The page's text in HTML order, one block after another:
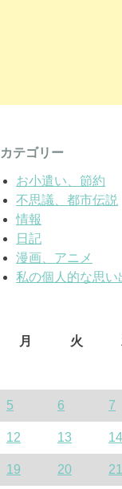
カテゴリー
お小遣い、節約
不思議、都市伝説
情報
日記
漫画、アニメ
私の個人的な思い
月
火
5 6 7
12 13 14
19 20 21